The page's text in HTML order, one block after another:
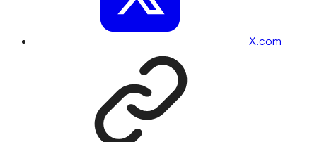
X.com